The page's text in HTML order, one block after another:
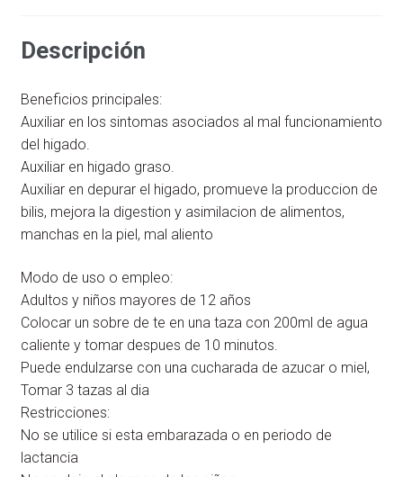
Descripción
Beneficios principales:
Auxiliar en los sintomas asociados al mal funcionamiento
del higado.
Auxiliar en higado graso.
Auxiliar en depurar el higado, promueve la produccion de
bilis, mejora la digestion y asimilacion de alimentos,
manchas en la piel, mal aliento
Modo de uso o empleo:
Adultos y niños mayores de 12 años
Colocar un sobre de te en una taza con 200ml de agua
caliente y tomar despues de 10 minutos.
Puede endulzarse con una cucharada de azucar o miel,
Tomar 3 tazas al dia
Restricciones:
No se utilice si esta embarazada o en periodo de
lactancia